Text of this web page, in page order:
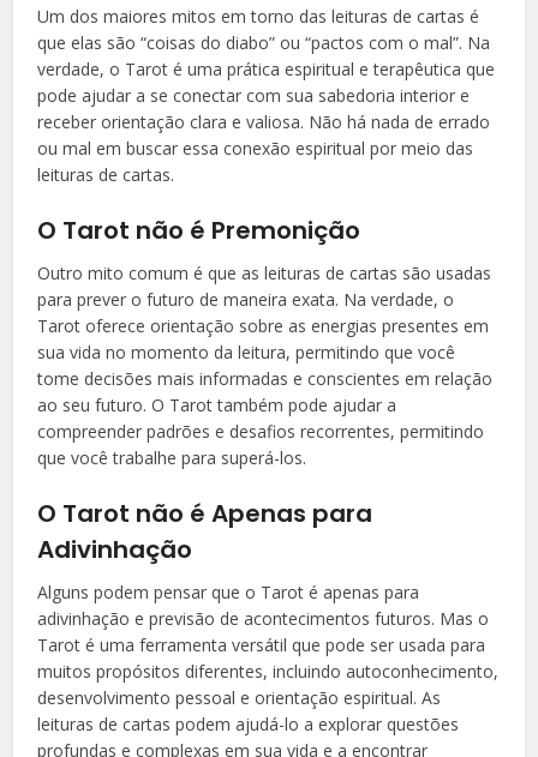
Um dos maiores mitos em torno das leituras de cartas é
que elas são “coisas do diabo” ou “pactos com o mal”. Na
verdade, o Tarot é uma prática espiritual e terapêutica que
pode ajudar a se conectar com sua sabedoria interior e
receber orientação clara e valiosa. Não há nada de errado
ou mal em buscar essa conexão espiritual por meio das
leituras de cartas.
O Tarot não é Premonição
Outro mito comum é que as leituras de cartas são usadas
para prever o futuro de maneira exata. Na verdade, o
Tarot oferece orientação sobre as energias presentes em
sua vida no momento da leitura, permitindo que você
tome decisões mais informadas e conscientes em relação
ao seu futuro. O Tarot também pode ajudar a
compreender padrões e desafios recorrentes, permitindo
que você trabalhe para superá-los.
O Tarot não é Apenas para
Adivinhação
Alguns podem pensar que o Tarot é apenas para
adivinhação e previsão de acontecimentos futuros. Mas o
Tarot é uma ferramenta versátil que pode ser usada para
muitos propósitos diferentes, incluindo autoconhecimento,
desenvolvimento pessoal e orientação espiritual. As
leituras de cartas podem ajudá-lo a explorar questões
profundas e complexas em sua vida e a encontrar